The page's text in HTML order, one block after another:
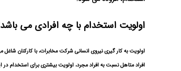
اولویت استخدام با چه افرادی می
اولویت به کار گیری نیروی انسانی شرکت مخابرات، با کارکنان شاغل
افراد متاهل نسبت به افراد مجرد، اولویت بیشتری برای استخدام در